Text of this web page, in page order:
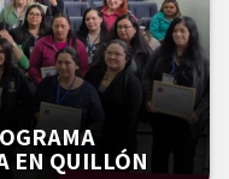
EN QUILLÓN